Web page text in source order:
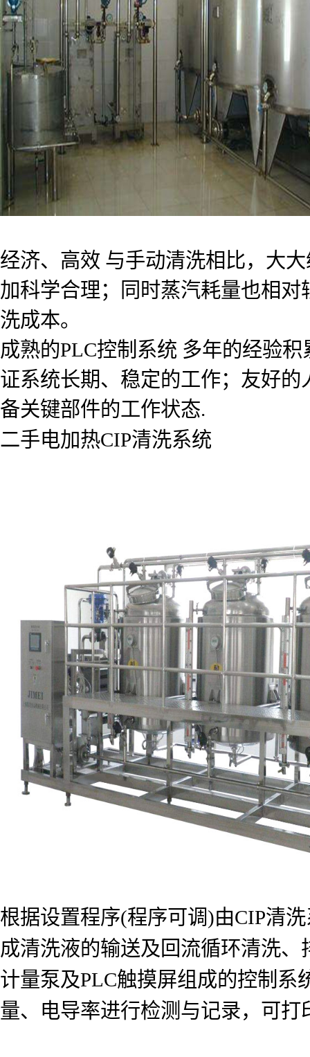
经济、高效 与手动清洗相比，大
加科学合理；同时蒸汽耗量也相
洗成本。
成熟的PLC控制系统 多年的经验
证系统长期、稳定的工作；友好
备关键部件的工作状态.
二手电加热CIP清洗系统
根据设置程序(程序可调)由CIP清
成清洗液的输送及回流循环清洗
计量泵及PLC触摸屏组成的控制
量、电导率进行检测与记录，可